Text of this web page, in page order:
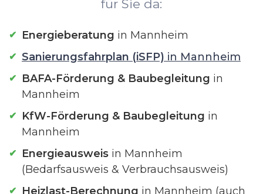
für Sie da:
Energieberatung in Mannheim
Sanierungsfahrplan (iSFP) in Mannheim
BAFA-Förderung & Baubegleitung in
Mannheim
KfW-Förderung & Baubegleitung in
Mannheim
Energieausweis in Mannheim
(Bedarfsausweis & Verbrauchsausweis)
Heizlast-Berechnung in Mannheim (auch